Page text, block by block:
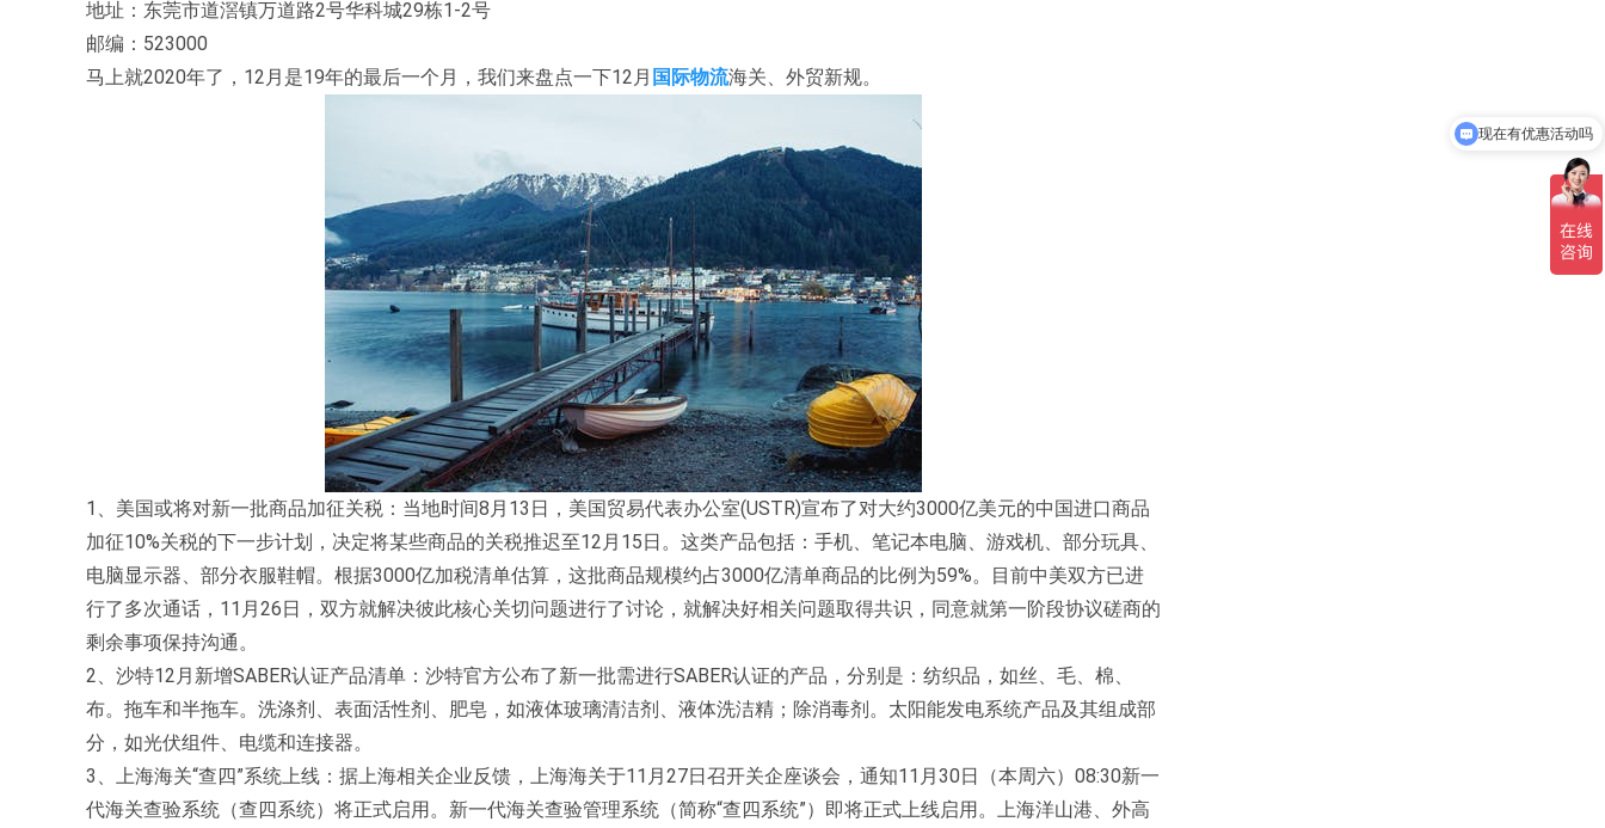
地址：东莞市道滘镇万道路2号华科城29栋1-2号
邮编：523000
马上就2020年了，12月是19年的最后一个月，我们来盘点一下12月 国际物流海关、外贸新规。
1、美国或将对新一批商品加征关税：当地时间8月13日，美国贸易代表办公室(USTR)宣布了对大约3000亿美元的中国进口商品
加征10%关税的下一步计划，决定将某些商品的关税推迟至12月15日。这类产品包括：手机、笔记本电脑、游戏机、部分玩具、
电脑显示器、部分衣服鞋帽。根据3000亿加税清单估算，这批商品规模约占3000亿清单商品的比例为59%。目前中美双方已进
行了多次通话，11月26日，双方就解决彼此核心关切问题进行了讨论，就解决好相关问题取得共识，同意就第一阶段协议磋商的
剩余事项保持沟通。
2、沙特12月新增SABER认证产品清单：沙特官方公布了新一批需进行SABER认证的产品，分别是：纺织品，如丝、毛、棉、
布。拖车和半拖车。洗涤剂、表面活性剂、肥皂，如液体玻璃清洁剂、液体洗洁精；除消毒剂。太阳能发电系统产品及其组成部
分，如光伏组件、电缆和连接器。
3、上海海关“查四”系统上线：据上海相关企业反馈，上海海关于11月27日召开关企座谈会，通知11月30日（本周六）08:30新一
代海关查验系统（查四系统）将正式启用。新一代海关查验管理系统（简称“查四系统”）即将正式上线启用。上海洋山港、外高
现在有优惠活动吗